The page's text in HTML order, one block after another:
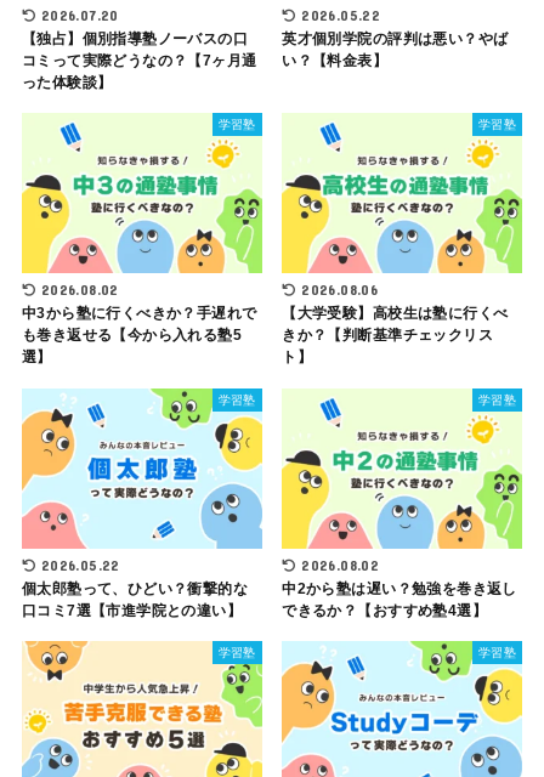
2026.07.20
【独占】個別指導塾ノーバスの口
コミって実際どうなの？【7ヶ月通
った体験談】
2026.05.22
英才個別学院の評判は悪い？やば
い？【料金表】
学習塾
2026.08.02
中3から塾に行くべきか？手遅れで
も巻き返せる【今から入れる塾5
選】
学習塾
2026.08.06
【大学受験】高校生は塾に行くべ
きか？【判断基準チェックリス
ト】
学習塾
2026.05.22
個太郎塾って、ひどい？衝撃的な
口コミ7選【市進学院との違い】
学習塾
2026.08.02
中2から塾は遅い？勉強を巻き返し
できるか？【おすすめ塾4選】
学習塾 学習塾